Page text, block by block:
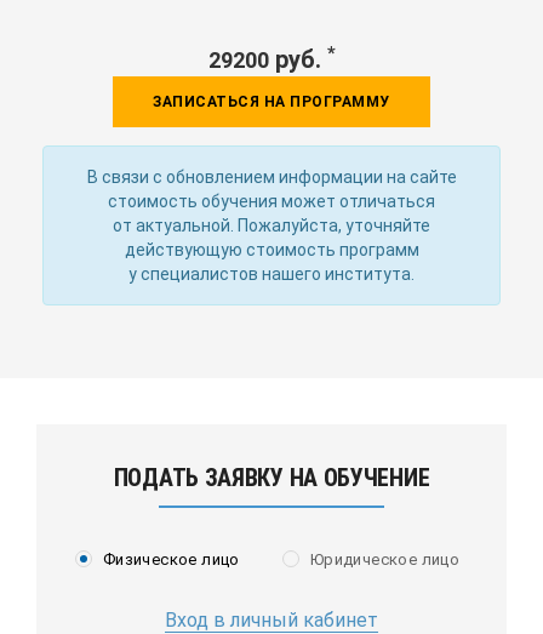
29200руб. *
ЗАПИСАТЬСЯ НА ПРОГРАММУ
В связи с обновлением информации на сайте
стоимость обучения может отличаться
от актуальной. Пожалуйста, уточняйте
действующую стоимость программ
у специалистов нашего института.
ПОДАТЬ ЗАЯВКУ НА ОБУЧЕНИЕ
Физическое лицо Юридическое лицо
Вход в личный кабинет